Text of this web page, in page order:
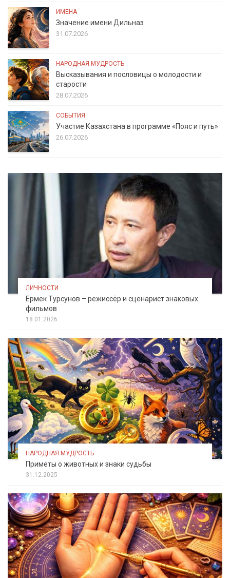
ИМЕНА
Значение имени Дильназ
31.07.2026
НАРОДНАЯ МУДРОСТЬ
Высказывания и пословицы о молодости и
старости
28.07.2026
СОБЫТИЯ
Участие Казахстана в программе «Пояс и путь»
26.07.2026
ЛИЧНОСТИ
Ермек Турсунов – режиссёр и сценарист знаковых
фильмов
18.01.2026
НАРОДНАЯ МУДРОСТЬ
Приметы о животных и знаки судьбы
31.12.2025